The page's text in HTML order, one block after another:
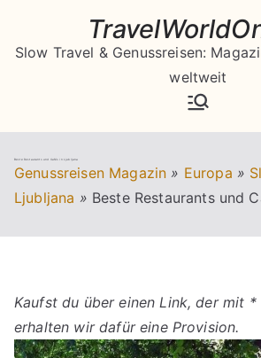
springen
Slow Travel & Genussreisen:
weltweit
Beste Restaurants und Cafés in Ljubljana
Genussreisen Magazin » Europa »
Ljubljana » Beste Restaurants und
Kaufst du über einen Link, der mit
erhalten wir dafür eine Provision.